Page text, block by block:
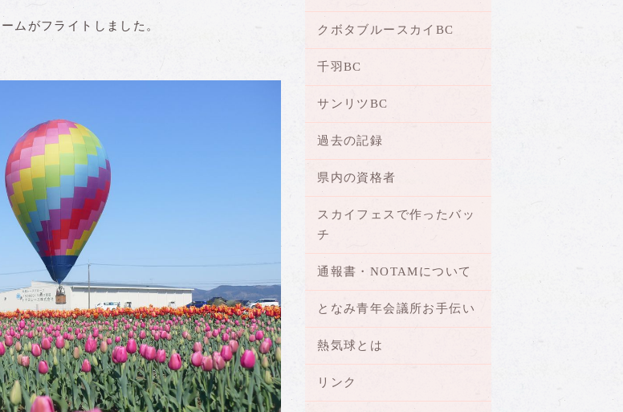
ムがフライトしました。
クボタブルースカイBC
千羽BC
サンリツBC
過去の記録
県内の資格者
スカイフェスで作ったバッ
チ
通報書・NOTAMについて
となみ青年会議所お手伝い
熱気球とは
リンク